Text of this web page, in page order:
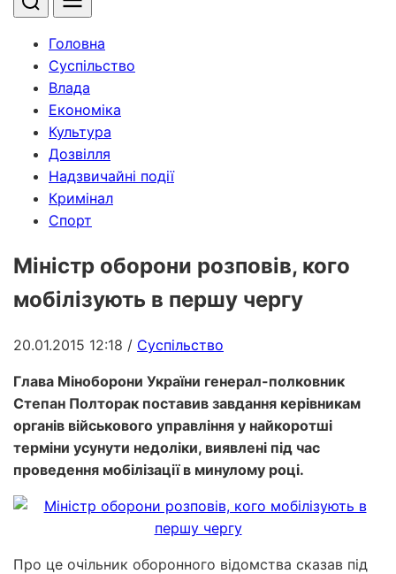
Головна
Суспільство
Влада
Економіка
Культура
Дозвілля
Надзвичайні події
Кримінал
Спорт
Міністр оборони розповів, кого
мобілізують в першу чергу
20.01.2015 12:18 / Суспільство
Глава Міноборони України генерал-полковник
Степан Полторак поставив завдання керівникам
органів військового управління у найкоротші
терміни усунути недоліки, виявлені під час
проведення мобілізації в минулому році.
Про це очільник оборонного відомства сказав під